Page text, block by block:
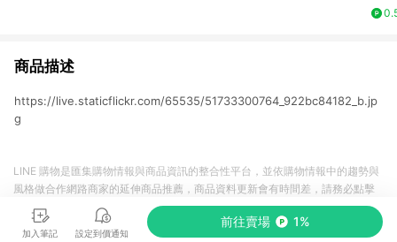
商品描述
https://live.staticflickr.com/65535/51733300764_922bc84182_b.jp
g
加入筆記 設定到價通知
前往賣場 1%
LINE 購物是匯集購物情報與商品資訊的整合性平台，並依購物情報中的趨勢與
風格做合作網路商家的延伸商品推薦，商品資料更新會有時間差，請務必點擊
商品至各合作網路商家，確認現售價與購物條件，一切資訊以合作廠商網頁為
準。